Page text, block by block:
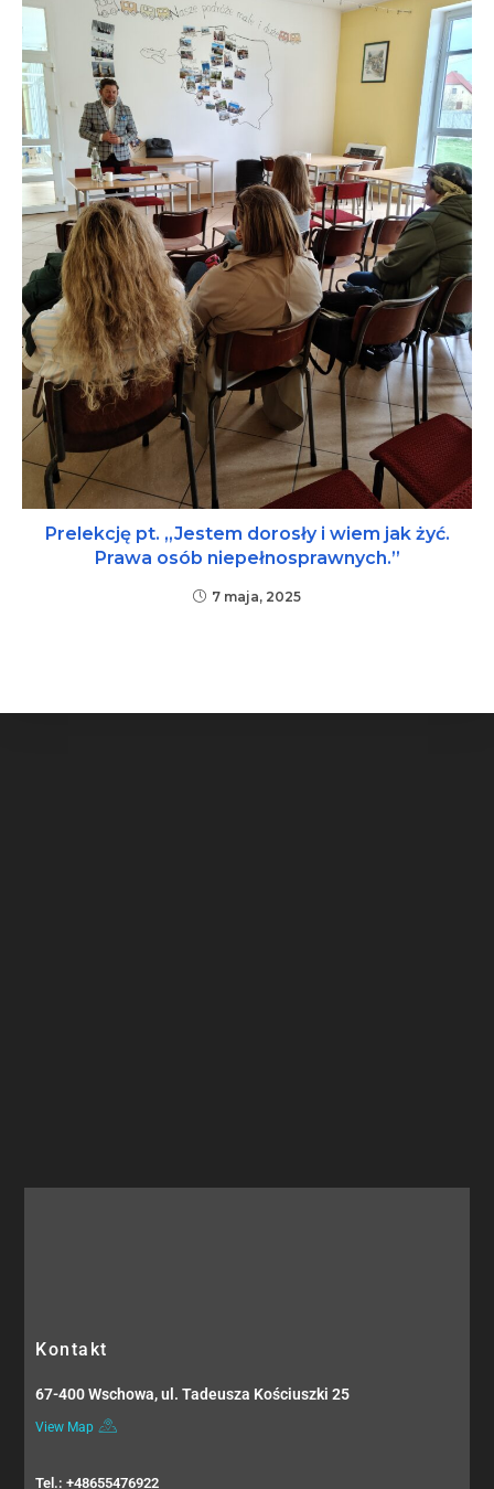
Prelekcję pt. „Jestem dorosły i wiem jak żyć.
Prawa osób niepełnosprawnych.”
7 maja, 2025
Kontakt
67-400 Wschowa, ul. Tadeusza Kościuszki 25
View Map
Tel.: +48655476922